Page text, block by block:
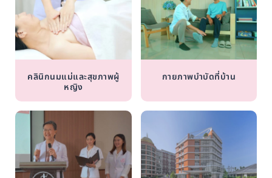
คลินิกนมแม่และสุขภาพผู้
หญิง
กายภาพบำบัดที่บ้าน